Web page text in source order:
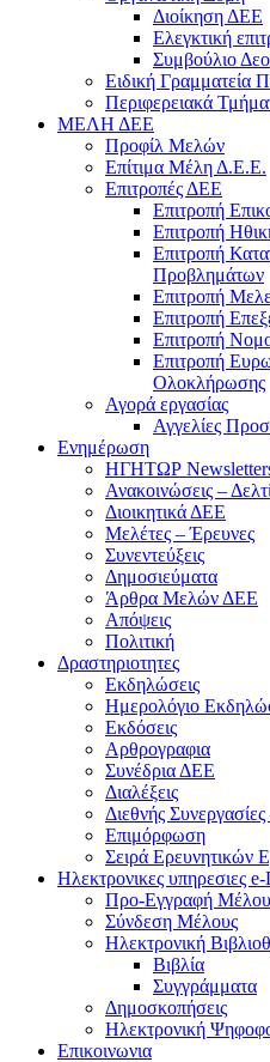
Διοίκηση ΔΕΕ
Ελεγκτική
Συμβούλιο
Ειδική Γραμματεία
Περιφερειακά
ΜΕΛΗ ΔΕΕ
Προφίλ Μελών
Επίτιμα Mέλη Δ.Ε.Ε.
Επιτροπές ΔΕΕ
Επιτροπή
Επιτροπή
Επιτροπή
Προβλημάτων
Επιτροπή
Επιτροπή
Επιτροπή
Επιτροπή
Ολοκλήρωσης
Αγορά εργασίας
Αγγελίες
Ενημέρωση
ΗΓΗΤΩΡ
Ανακοινώσεις –
Διοικητικά ΔΕΕ
Μελέτες – Έρευνες
Συνεντεύξεις
Δημοσιεύματα
Άρθρα Μελών ΔΕΕ
Απόψεις
Πολιτική
Δραστηριοτητες
Εκδηλώσεις
Ημερολόγιο
Εκδόσεις
Αρθρογραφια
Συνέδρια ΔΕΕ
Διαλέξεις
Διεθνής
Επιμόρφωση
Σειρά Ερευνητικών
Ηλεκτρονικες υπηρεσιες
Προ-Εγγραφή
Σύνδεση Μέλους
Ηλεκτρονική
Βιβλία
Συγγράμματα
Δημοσκοπήσεις
Ηλεκτρονική
Επικοινωνια